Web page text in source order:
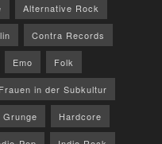
Alternative Rock
Contra Records
Emo Folk
Frauen in der Subkultur
Grunge Hardcore